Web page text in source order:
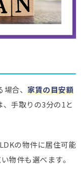
合、 家賃の目安額
手取りの3分の1と
の物件に居住可能
物件も選べます。